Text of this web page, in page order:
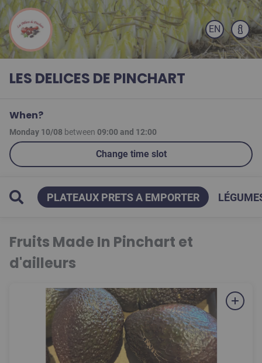
EN
LES DELICES DE PINCHART
When?
Monday 10/08 between 09:00and 12:00
Change time slot
PLATEAUX PRETS A EMPORTER
Fruits Made In Pinchart et
d'ailleurs